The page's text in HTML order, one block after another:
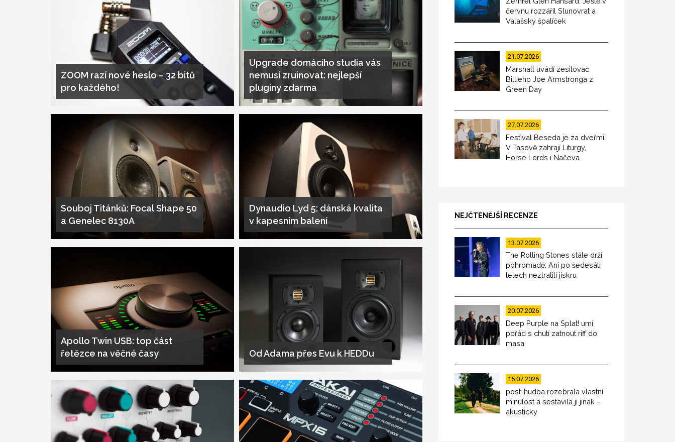
ZOOM razí nové heslo – 32 bitů
pro každého!
Upgrade domácího studia vás
nemusí zruinovat: nejlepší
pluginy zdarma
Souboj Titánků: Focal Shape 50
a Genelec 8130A
Dynaudio Lyd 5: dánská kvalita
v kapesním balení
Apollo Twin USB: top část
řetězce na věčné časy
Od Adama přes Evu k HEDDu
červnu rozzářil Slunovrat a
Valašský špalíček
21.07.2026
Marshall uvádí zesilovač
Billieho Joe Armstronga z
Green Day
27.07.2026
Festival Beseda je za dveřmi.
V Tasově zahrají Liturgy,
Horse Lords i Načeva
NEJČTENĚJŠÍ RECENZE
13.07.2026
The Rolling Stones stále drží
pohromadě. Ani po šedesáti
letech neztratili jiskru
20.07.2026
Deep Purple na Splat! umí
pořád s chutí zatnout riff do
masa
15.07.2026
post-hudba rozebrala vlastní
minulost a sestavila ji jinak –
akusticky